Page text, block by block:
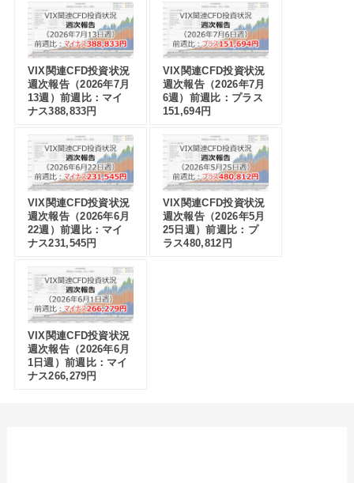
VIX関連CFD投資状況
週次報告（2026年7月
13週）前週比：マイ
ナス388,833円
VIX関連CFD投資状況
週次報告（2026年7月
6週）前週比：プラス
151,694円
VIX関連CFD投資状況
週次報告（2026年6月
22週）前週比：マイ
ナス231,545円
VIX関連CFD投資状況
週次報告（2026年5月
25日週）前週比：プ
ラス480,812円
VIX関連CFD投資状況
週次報告（2026年6月
1日週）前週比：マイ
ナス266,279円